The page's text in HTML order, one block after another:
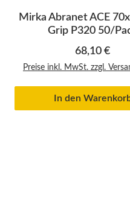
Mirka Abranet ACE
Grip P320 50/
Regulärer
68,10 €
Preise inkl. MwSt. zzgl.
In den